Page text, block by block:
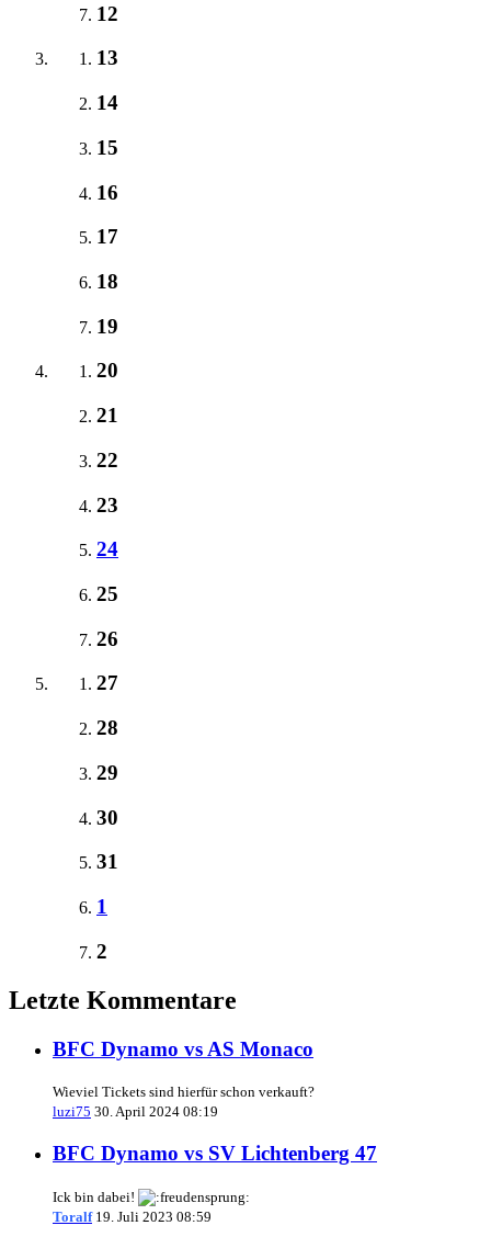
12
13
14
15
16
17
18
19
20
21
22
23
24
25
26
27
28
29
30
31
1
2
Letzte Kommentare
BFC Dynamo vs AS Monaco
Wieviel Tickets sind hierfür schon verkauft?
luzi75 30. April 2024 08:19
BFC Dynamo vs SV Lichtenberg 47
Ick bin dabei!
Toralf 19. Juli 2023 08:59